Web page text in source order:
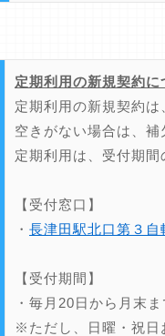
定期利用の新規契約に
定期利用の新規契約
空きがない場合は、補
定期利用は、受付期間
【受付窓口】
・ 長津田駅北口第３自
【受付期間】
・毎月20日から月末ま
※ただし、日曜・祝日